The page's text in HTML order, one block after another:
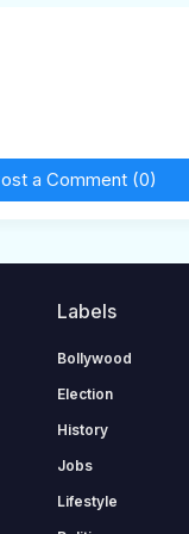
a Comment (0)
Labels
Bollywood
Election
History
Jobs
Lifestyle